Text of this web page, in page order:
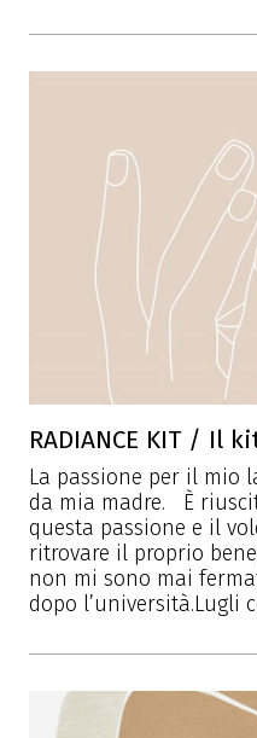
RADIANCE KIT / Il
La passione per il mio
da mia madre. È
questa passione e il
ritrovare il proprio
non mi sono mai
dopo l’università.Lugli